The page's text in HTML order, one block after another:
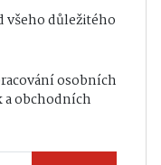
všeho důležitého
osobních
obchodních